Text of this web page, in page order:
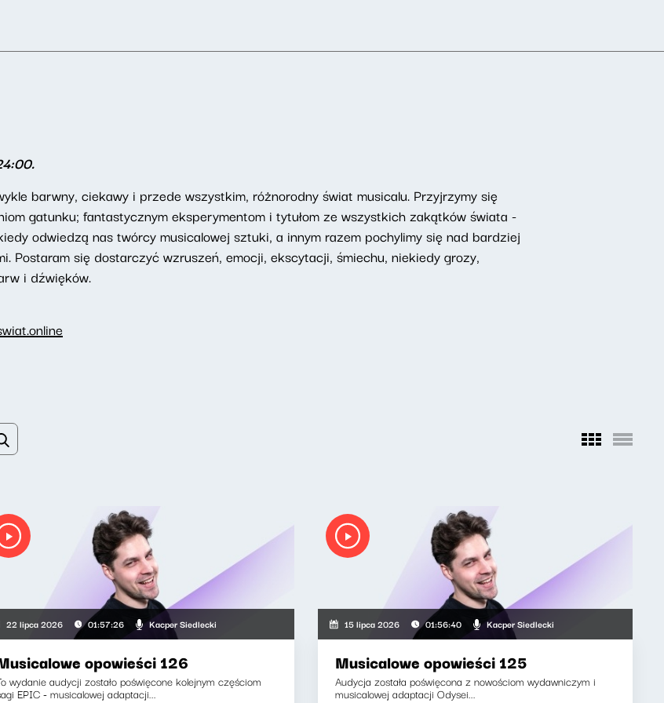
barwny, ciekawy i przede wszystkim, różnorodny świat musicalu. Przyjrzymy się
gatunku; fantastycznym eksperymentom i tytułom ze wszystkich zakątków świata -
odwiedzą nas twórcy musicalowej sztuki, a innym razem pochylimy się nad bardziej
Postaram się dostarczyć wzruszeń, emocji, ekscytacji, śmiechu, niekiedy grozy,
i dźwięków.
22 lipca 2026 01:57:26 Kacper Siedlecki
opowieści 126
wydanie audycji zostało poświęcone kolejnym częściom
EPIC - musicalowej adaptacji...
15 lipca 2026 01:56:40 Kacper Siedlecki
Musicalowe opowieści 125
Audycja została poświęcona z nowościom wydawniczym i
musicalowej adaptacji Odysei...